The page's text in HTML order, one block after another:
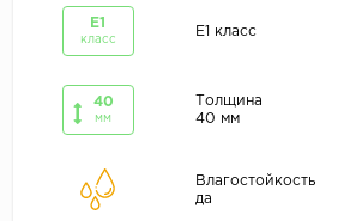
E1
класс
E1 класс
40
мм
Толщина
40 мм
Влагостойкость
да